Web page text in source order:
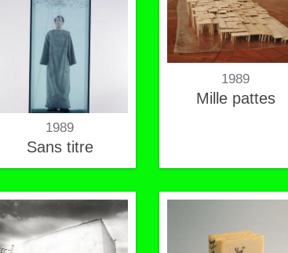
1989
Sans titre
1989
Mille pattes